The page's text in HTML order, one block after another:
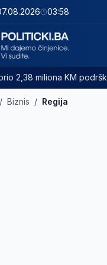
03:58
2,38 miliona KM
/ Biznis / Regija